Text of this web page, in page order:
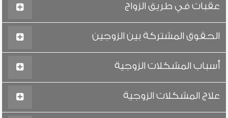
عقبات في طريق الزواج
الحقوق المشتركة بين الزوجين
أسباب المشكلات الزوجية
علاج المشكلات الزوجية